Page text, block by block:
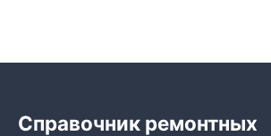
Справочник ремонтных